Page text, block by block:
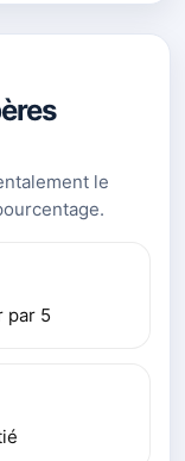
le
par 5